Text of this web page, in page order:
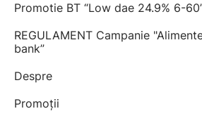
Promotie BT “Low dae 24.9% 6-
REGULAMENT Campanie
bank”
Despre
Promoții